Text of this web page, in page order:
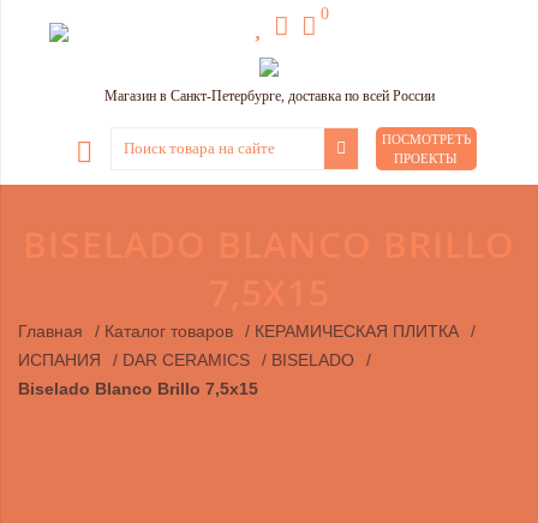
0
Магазин в Санкт-Петербурге, доставка по всей России
ПОСМОТРЕТЬ
ПРОЕКТЫ
Главная / Каталог товаров / КЕРАМИЧЕСКАЯ ПЛИТКА
/
ИСПАНИЯ
/ DAR CERAMICS / BISELADO
/
Biselado Blanco Brillo 7,5x15